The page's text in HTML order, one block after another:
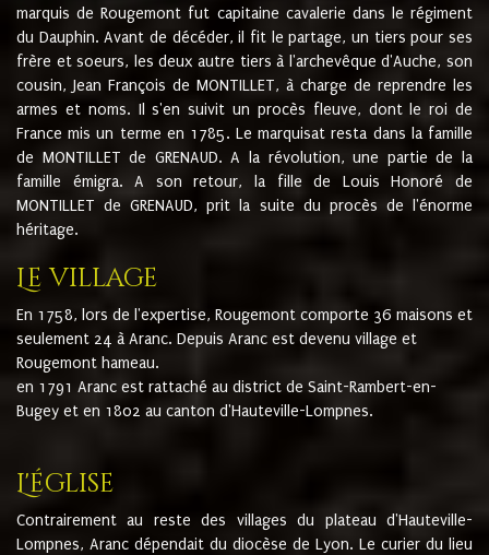
marquis de Rougemont fut capitaine cavalerie dans le régiment
du Dauphin. Avant de décéder, il fit le partage, un tiers pour ses
frère et soeurs, les deux autre tiers à l'archevêque d'Auche, son
cousin, Jean François de MONTILLET, à charge de reprendre les
armes et noms. Il s'en suivit un procès fleuve, dont le roi de
France mis un terme en 1785. Le marquisat resta dans la famille
de MONTILLET de GRENAUD. A la révolution, une partie de la
famille émigra. A son retour, la fille de Louis Honoré de
MONTILLET de GRENAUD, prit la suite du procès de l'énorme
héritage.
Le village
En 1758, lors de l'expertise, Rougemont comporte 36 maisons et
seulement 24 à Aranc. Depuis Aranc est devenu village et
Rougemont hameau.
en 1791 Aranc est rattaché au district de Saint-Rambert-en-
Bugey et en 1802 au canton d'Hauteville-Lompnes.
L'église
Contrairement au reste des villages du plateau d'Hauteville-
Lompnes, Aranc dépendait du diocèse de Lyon. Le curier du lieu